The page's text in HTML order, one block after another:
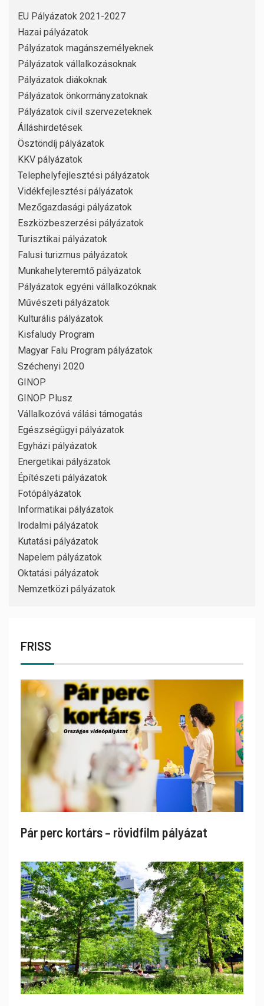
EU Pályázatok 2021-2027
Hazai pályázatok
Pályázatok magánszemélyeknek
Pályázatok vállalkozásoknak
Pályázatok diákoknak
Pályázatok önkormányzatoknak
Pályázatok civil szervezeteknek
Álláshirdetések
Ösztöndíj pályázatok
KKV pályázatok
Telephelyfejlesztési pályázatok
Vidékfejlesztési pályázatok
Mezőgazdasági pályázatok
Eszközbeszerzési pályázatok
Turisztikai pályázatok
Falusi turizmus pályázatok
Munkahelyteremtő pályázatok
Pályázatok egyéni vállalkozóknak
Művészeti pályázatok
Kulturális pályázatok
Kisfaludy Program
Magyar Falu Program pályázatok
Széchenyi 2020
GINOP
GINOP Plusz
Vállalkozóvá válási támogatás
Egészségügyi pályázatok
Egyházi pályázatok
Energetikai pályázatok
Építészeti pályázatok
Fotópályázatok
Informatikai pályázatok
Irodalmi pályázatok
Kutatási pályázatok
Napelem pályázatok
Oktatási pályázatok
Nemzetközi pályázatok
FRISS
Pár perc kortárs – rövidfilm pályázat